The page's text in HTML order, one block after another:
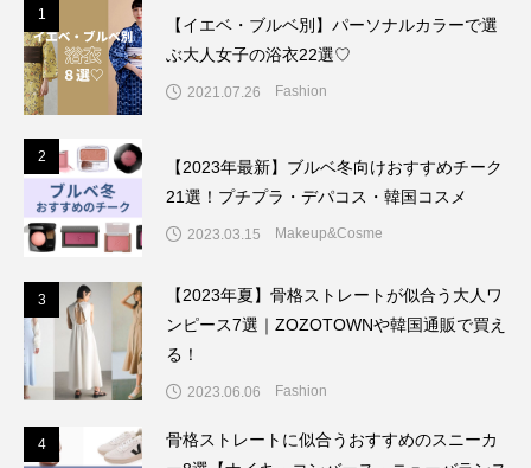
1
【イエベ・ブルベ別】パーソナルカラーで選
ぶ大人女子の浴衣22選♡
2021.07.26 Fashion
2
【2023年最新】ブルベ冬向けおすすめチーク
21選！プチプラ・デパコス・韓国コスメ
2023.03.15 Makeup&Cosme
3
【2023年夏】骨格ストレートが似合う大人ワ
ンピース7選｜ZOZOTOWNや韓国通販で買え
る！
2023.06.06 Fashion
4
骨格ストレートに似合うおすすめのスニーカ